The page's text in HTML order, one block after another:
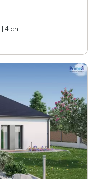
| 4 ch.